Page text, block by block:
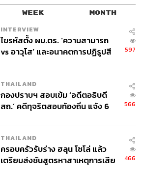
WEEK MONTH
INTERVIEW
ไขรหัสตั้ง ผบ.ตร. ‘ความสามารถ
vs อาวุโส’ และอนาคตการปฏิรูปสี
597
THAILAND
กองปราบฯ สอบเข้ม ‘อดีตอธิบดี
สถ.’ คดีทุจริตสอบท้องถิ่น แจ้ง 6
566
THAILAND
ครอบครัวรับร่าง ฮลุน โซโล่ แล้ว
เตรียมส่งชันสูตรหาสาเหตุการเสีย
466